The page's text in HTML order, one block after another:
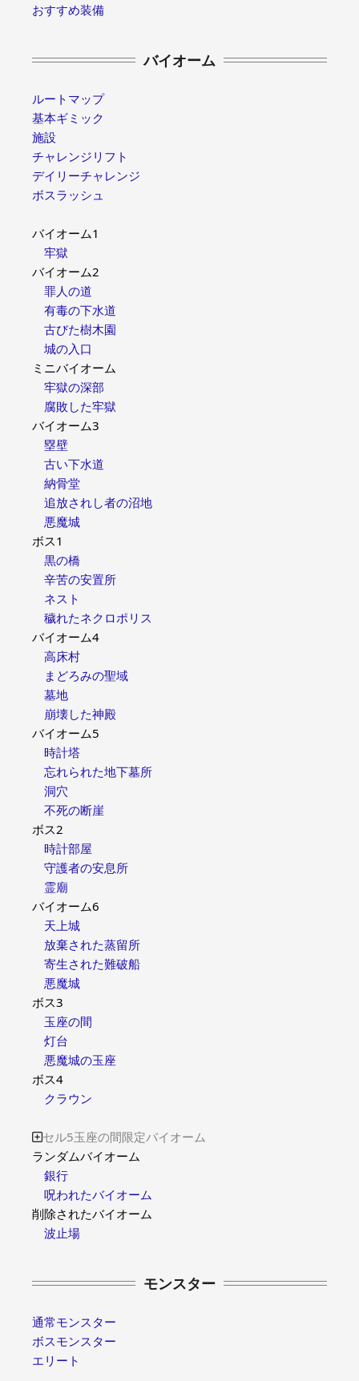
おすすめ装備
バイオーム
ルートマップ
基本ギミック
施設
チャレンジリフト
デイリーチャレンジ
ボスラッシュ
バイオーム1
牢獄
バイオーム2
罪人の道
有毒の下水道
古びた樹木園
城の入口
ミニバイオーム
牢獄の深部
腐敗した牢獄
バイオーム3
塁壁
古い下水道
納骨堂
追放されし者の沼地
悪魔城
ボス1
黒の橋
辛苦の安置所
ネスト
穢れたネクロポリス
バイオーム4
高床村
まどろみの聖域
墓地
崩壊した神殿
バイオーム5
時計塔
忘れられた地下墓所
洞穴
不死の断崖
ボス2
時計部屋
守護者の安息所
霊廟
バイオーム6
天上城
放棄された蒸留所
寄生された難破船
悪魔城
ボス3
玉座の間
灯台
悪魔城の玉座
ボス4
クラウン
セル5玉座の間限定バイオーム
ランダムバイオーム
銀行
呪われたバイオーム
削除されたバイオーム
波止場
モンスター
通常モンスター
ボスモンスター
エリート